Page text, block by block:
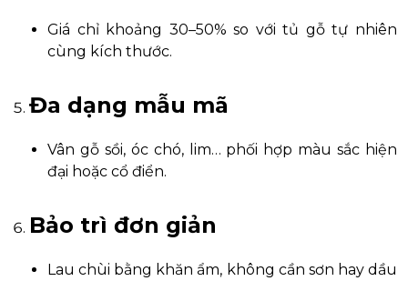
Giá chỉ khoảng 30–50% so với tủ gỗ tự nhiên
cùng kích thước.
Đa dạng mẫu mã
Vân gỗ sồi, óc chó, lim… phối hợp màu sắc hiện
đại hoặc cổ điển.
Bảo trì đơn giản
Lau chùi bằng khăn ẩm, không cần sơn hay dầu